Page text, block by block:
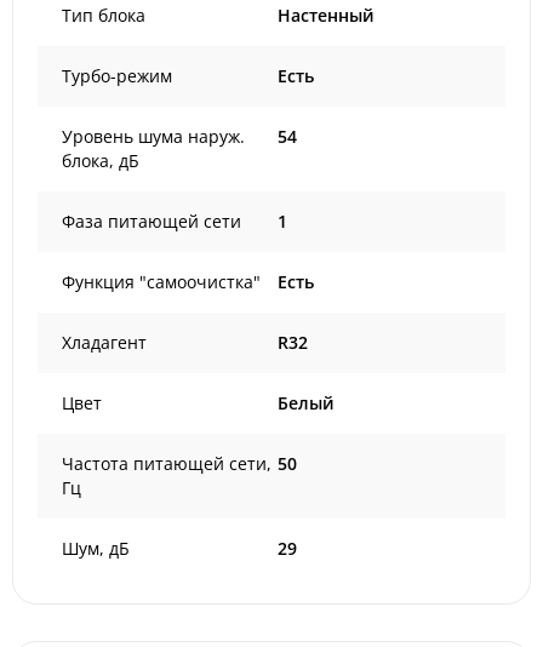
Тип блока Настенный
Турбо-режим Есть
Уровень шума наруж.
блока, дБ
54
Фаза питающей сети 1
Функция "самоочистка" Есть
Хладагент R32
Цвет Белый
Частота питающей сети,
Гц
50
Шум, дБ 29